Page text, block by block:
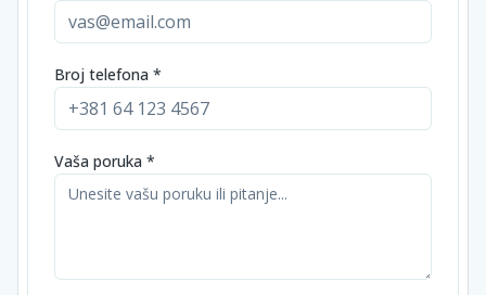
Broj telefona *
Vaša poruka *